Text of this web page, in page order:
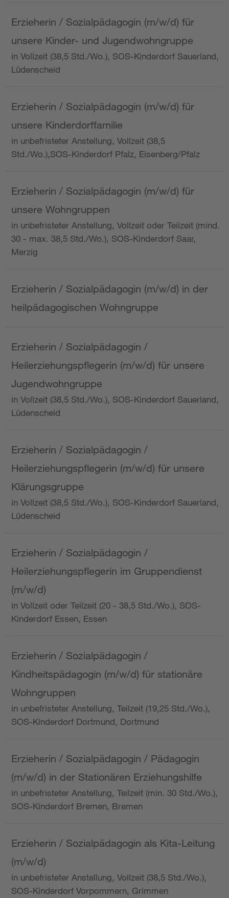
Erzieherin / Sozialpädagogin (m/w/d) für
unsere Kinder- und Jugendwohngruppe
in Vollzeit (38,5 Std./Wo.), SOS-Kinderdorf Sauerland,
Lüdenscheid
Erzieherin / Sozialpädagogin (m/w/d) für
unsere Kinderdorffamilie
in unbefristeter Anstellung, Vollzeit (38,5
Std./Wo.),SOS-Kinderdorf Pfalz, Eisenberg/Pfalz
Erzieherin / Sozialpädagogin (m/w/d) für
unsere Wohngruppen
in unbefristeter Anstellung, Vollzeit oder Teilzeit (mind.
30 - max. 38,5 Std./Wo.), SOS-Kinderdorf Saar,
Merzig
Erzieherin / Sozialpädagogin (m/w/d) in der
heilpädagogischen Wohngruppe
Erzieherin / Sozialpädagogin /
Heilerziehungspflegerin (m/w/d) für unsere
Jugendwohngruppe
in Vollzeit (38,5 Std./Wo.), SOS-Kinderdorf Sauerland,
Lüdenscheid
Erzieherin / Sozialpädagogin /
Heilerziehungspflegerin (m/w/d) für unsere
Klärungsgruppe
in Vollzeit (38,5 Std./Wo.), SOS-Kinderdorf Sauerland,
Lüdenscheid
Erzieherin / Sozialpädagogin /
Heilerziehungspflegerin im Gruppendienst
(m/w/d)
in Vollzeit oder Teilzeit (20 - 38,5 Std./Wo.), SOS-
Kinderdorf Essen, Essen
Erzieherin / Sozialpädagogin /
Kindheitspädagogin (m/w/d) für stationäre
Wohngruppen
in unbefristeter Anstellung, Teilzeit (19,25 Std./Wo.),
SOS-Kinderdorf Dortmund, Dortmund
Erzieherin / Sozialpädagogin / Pädagogin
(m/w/d) in der Stationären Erziehungshilfe
in unbefristeter Anstellung, Teilzeit (min. 30 Std./Wo.),
SOS-Kinderdorf Bremen, Bremen
Erzieherin / Sozialpädagogin als Kita-Leitung
(m/w/d)
in unbefristeter Anstellung, Vollzeit (38,5 Std./Wo.),
SOS-Kinderdorf Vorpommern, Grimmen